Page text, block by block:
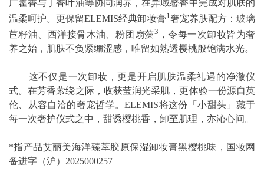
广藿香与丁香叶油等协同润养，在异域馨香中完成对肌肤的
温柔呵护。更保留ELEMIS经典卸妆膏1 奢宠养肤配方：玻璃
苣籽油、西洋接骨木油、粉团扇藻3 ，令每一次卸妆皆为奢
养之始，肌肤不负紧绷涩感，唯留如熟透樱桃般饱满水光。
这不仅是一次卸妆，更是开启肌肤温柔礼遇的净澈仪
式。在芳香萦绕之际，收获莹润光采肌，更体验一份源自英
伦、从容自洽的奢宠哲学。ELEMIS将这份「小甜头」藏于
每一次奢护仪式之中，甜诱樱桃香，卸至肌理，亦沁心间。
*指产品艾丽美海洋臻萃胶原保湿卸妆膏黑樱桃味，国妆网
备进字（沪）2025000257